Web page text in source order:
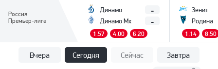
Россия
Премьер-лига
Динамо
Динамо Мх
-
-
1.57 4.00 6.20
Зенит
Родина
1.14 8.50
Вчера Сегодня Сейчас Завтра